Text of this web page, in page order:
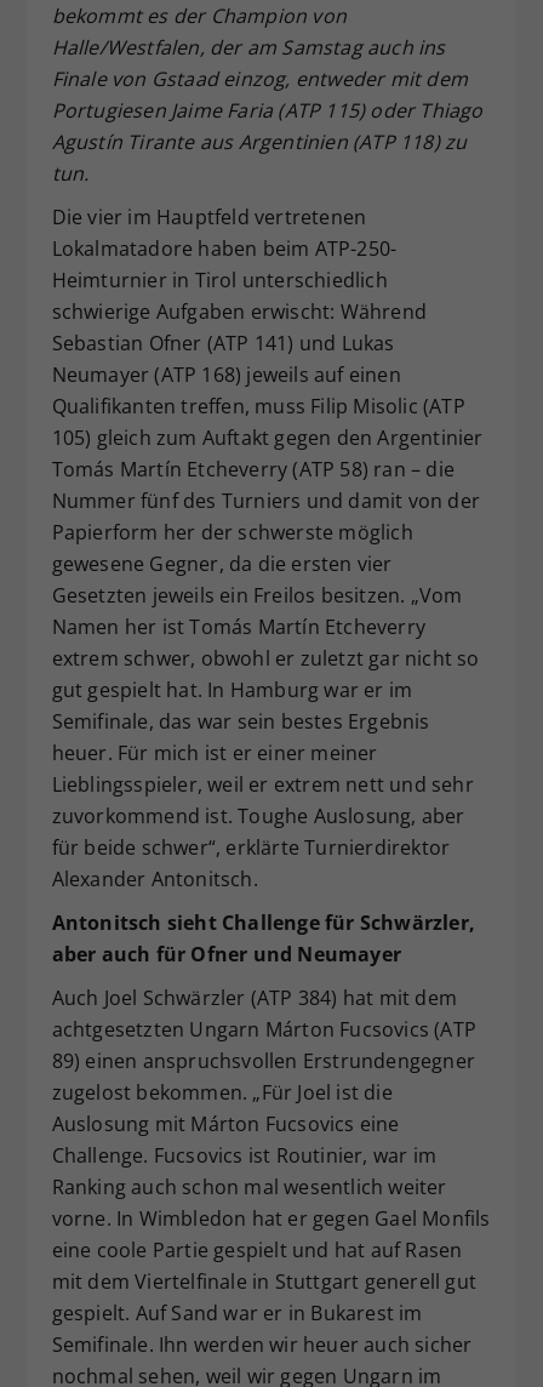
bekommt es der Champion von
Halle/Westfalen, der am Samstag auch ins
Finale von Gstaad einzog, entweder mit dem
Portugiesen Jaime Faria (ATP 115) oder Thiago
Agustín Tirante aus Argentinien (ATP 118) zu
tun.
Die vier im Hauptfeld vertretenen
Lokalmatadore haben beim ATP-250-
Heimturnier in Tirol unterschiedlich
schwierige Aufgaben erwischt: Während
Sebastian Ofner (ATP 141) und Lukas
Neumayer (ATP 168) jeweils auf einen
Qualifikanten treffen, muss Filip Misolic (ATP
105) gleich zum Auftakt gegen den Argentinier
Tomás Martín Etcheverry (ATP 58) ran – die
Nummer fünf des Turniers und damit von der
Papierform her der schwerste möglich
gewesene Gegner, da die ersten vier
Gesetzten jeweils ein Freilos besitzen. „Vom
Namen her ist Tomás Martín Etcheverry
extrem schwer, obwohl er zuletzt gar nicht so
gut gespielt hat. In Hamburg war er im
Semifinale, das war sein bestes Ergebnis
heuer. Für mich ist er einer meiner
Lieblingsspieler, weil er extrem nett und sehr
zuvorkommend ist. Toughe Auslosung, aber
für beide schwer“, erklärte Turnierdirektor
Alexander Antonitsch.
Antonitsch sieht Challenge für Schwärzler,
aber auch für Ofner und Neumayer
Auch Joel Schwärzler (ATP 384) hat mit dem
achtgesetzten Ungarn Márton Fucsovics (ATP
89) einen anspruchsvollen Erstrundengegner
zugelost bekommen. „Für Joel ist die
Auslosung mit Márton Fucsovics eine
Challenge. Fucsovics ist Routinier, war im
Ranking auch schon mal wesentlich weiter
vorne. In Wimbledon hat er gegen Gael Monfils
eine coole Partie gespielt und hat auf Rasen
mit dem Viertelfinale in Stuttgart generell gut
gespielt. Auf Sand war er in Bukarest im
Semifinale. Ihn werden wir heuer auch sicher
nochmal sehen, weil wir gegen Ungarn im
Zweck
Dieser Wert speichert Ihre Consent-
Einstellungen. Unter anderem eine
zufällig generierte ID, für die
historische Speicherung Ihrer
vorgenommen Einstellungen, falls der